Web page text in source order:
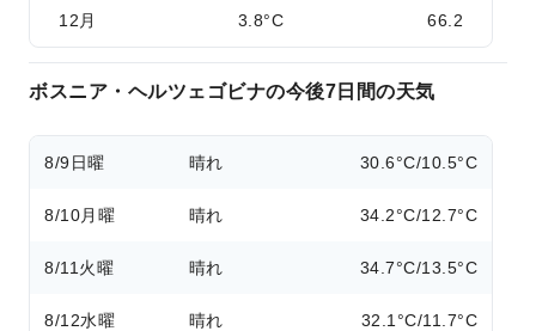
12月 3.8°C 66.2
ボスニア・ヘルツェゴビナの今後7日間の天気
8/9日曜 晴れ 30.6°C/10.5°C
8/10月曜 晴れ 34.2°C/12.7°C
8/11 火曜 晴れ 34.7°C/13.5°C
8/12水曜 晴れ 32.1°C/11.7°C